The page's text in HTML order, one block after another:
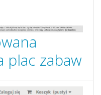
plac zabaw